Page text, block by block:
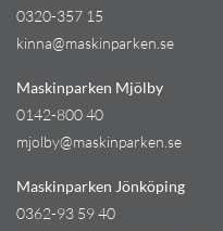
0320-357 15
kinna@maskinparken.se
Maskinparken Mjölby
0142-800 40
mjolby@maskinparken.se
Maskinparken Jönköping
0362-93 59 40